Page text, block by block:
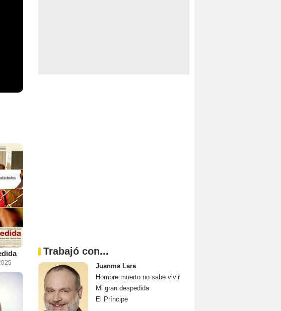
Trabajó con...
Juanma Lara
Hombre muerto no sabe vivir
Mi gran despedida
El Príncipe